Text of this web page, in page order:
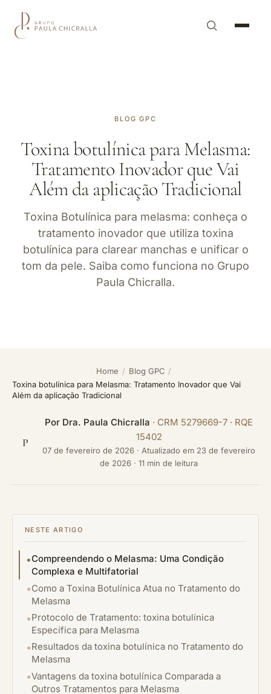
BLOG GPC
Toxina botulínica para Melasma:
Tratamento Inovador que Vai
Além da aplicação Tradicional
Toxina Botulínica para melasma: conheça o
tratamento inovador que utiliza toxina
botulínica para clarear manchas e unificar o
tom da pele. Saiba como funciona no Grupo
Paula Chicralla.
Home / Blog GPC /
Toxina botulínica para Melasma: Tratamento Inovador que Vai
Além da aplicação Tradicional
P
Por Dra. Paula Chicralla · CRM 5279669-7 · RQE
15402
07 de fevereiro de 2026 · Atualizado em 23 de fevereiro
de 2026 · 11 min de leitura
NESTE ARTIGO
Compreendendo o Melasma: Uma Condição
Complexa e Multifatorial
Como a Toxina Botulínica Atua no Tratamento do
Melasma
Protocolo de Tratamento: toxina botulínica
Específica para Melasma
Resultados da toxina botulínica no Tratamento do
Melasma
Vantagens da toxina botulínica Comparada a
Outros Tratamentos para Melasma